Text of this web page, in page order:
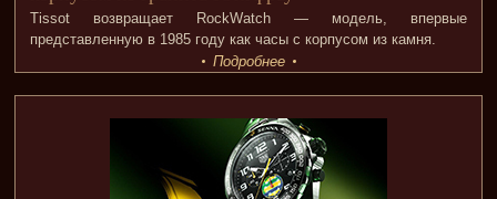
Tissot возвращает RockWatch — модель, впервые
представленную в 1985 году как часы с корпусом из камня.
Подробнее